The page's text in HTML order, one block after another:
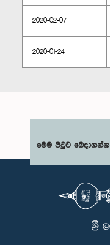
2020-02-07
2020-01-24
මෙම පිටුව බෙදාගන්න